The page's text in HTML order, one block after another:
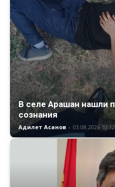
В селе Арашан нашли
сознания
Адилет Асанов - 03.08.2026 10:12